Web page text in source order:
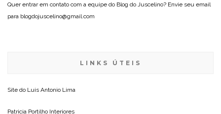
Quer entrar em contato com a equipe do Blog do Juscelino? Envie seu email
para blogdojuscelino@gmail.com
LINKS ÚTEIS
Site do Luis Antonio Lima
Patricia Portilho Interiores